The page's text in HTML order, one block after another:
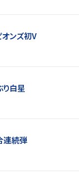
ンズ初V
白星
連続弾